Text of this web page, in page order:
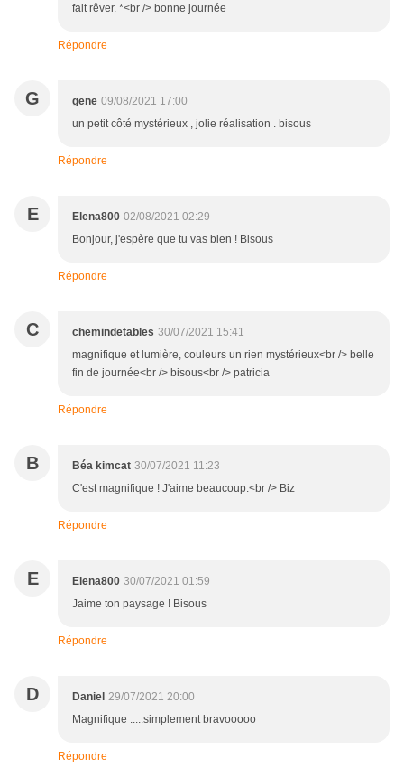
fait rêver. *<br /> bonne journée
Répondre
G gene 09/08/2021 17:00
un petit côté mystérieux , jolie réalisation . bisous
Répondre
E Elena800 02/08/2021 02:29
Bonjour, j'espère que tu vas bien ! Bisous
Répondre
C chemindetables 30/07/2021 15:41
magnifique et lumière, couleurs un rien mystérieux<br /> belle
fin de journée<br /> bisous<br /> patricia
Répondre
B Béa kimcat 30/07/2021 11:23
C'est magnifique ! J'aime beaucoup.<br /> Biz
Répondre
E Elena800 30/07/2021 01:59
Jaime ton paysage ! Bisous
Répondre
D Daniel 29/07/2021 20:00
Magnifique .....simplement bravooooo
Répondre